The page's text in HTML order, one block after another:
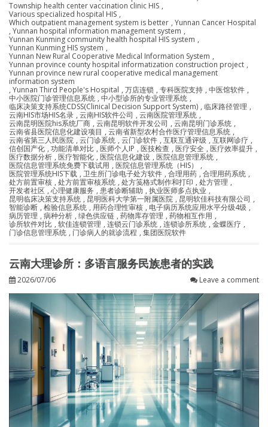
Township health center vaccination clinic HIS ,
Various specialized hospital HIS ,
Which outpatient management system is better , Yunnan Cancer Hospital
, Yunnan hospital information management system ,
Yunnan Kunming community health hospital HIS system ,
Yunnan Kunming HIS system ,
Yunnan New Rural Cooperative Medical Information System ,
Yunnan province county hospital informatization construction project ,
Yunnan province new rural cooperative medical management
information system
, Yunnan Third People's Hospital , 万店连锁 , 专科医院支持 , 中医馆软件 ,
中小医院门诊管理信息系统 , 中小型诊所的专业管理系统 ,
临床决策支持系统CDSS(Clinical Decision Support System) , 临床路径管理 ,
云南HIS市场HIS名录 , 云南HIS软件公司 , 云南医院管理系统 ,
云南昆明医院his系统厂商 , 云南昆明软件开发公司 , 云南昆明门诊系统 ,
云南省县医院信息化建设项目 , 云南省新型农村合作医疗管理信息系统 ,
云南省第三人民医院 , 云门诊系统 , 云门诊软件 , 互联互通评级 , 互联网诊疗 ,
信创国产化 , 功能清单对比 , 医师个人IP , 医技检查 , 医疗安全 , 医疗效率提升 ,
医疗数据分析 , 医疗智能化 , 医院信息化建设 , 医院信息管理系统 ,
医院信息管理系统免费下载试用 , 医院信息管理系统（HIS）
,
医院管理系统HIS下载 , 卫生所门诊电子处方软件 , 合理用药 , 合理用药系统 ,
处方前置审核 , 处方前置审核系统 , 处方笺格式制作和打印 , 处方管理 ,
开发者社区 , 心理健康服务 , 患者诊断辅助 , 执业医师多点执业 ,
昆明临床决策支持系统 , 昆明医科大学第一附属医院 , 昆明软佳科技有限公司 ,
智能诊断 , 检验信息系统 , 用药合理性审核 , 电子病历系统应用水平分级4级 ,
病历管理 , 病种分析 , 绿色供应链 , 药物库存管理 , 药物相互作用 ,
诊所软件对比 , 软佳连锁管理 , 连锁云门诊系统 , 连锁诊所系统 , 金蝶医疗 ,
门诊信息管理系统 , 门诊病人的就诊流程 , 集团医院软件
云南大理诊所：多语言服务民族患者的实践
2026/07/06 Leave a comment